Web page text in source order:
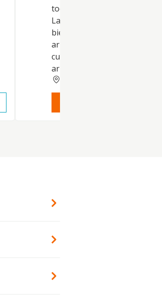
toda clase de edificaciones y
La compraventa de todo tipo
bienes inmuebles y su
arrendamiento o
cualquier forma, excepto el
arrendamiento financiero..